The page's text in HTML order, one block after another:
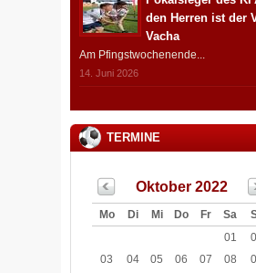
den Herren ist der
Vacha
Am Pfingstwochenende...
14. Juni 2026
TERMINE
Oktober 2022
Mo Di Mi Do Fr Sa
01
03
04 05 06 07 08